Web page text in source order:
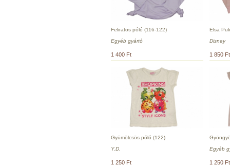
Feliratos póló (116-122)
Egyéb gyártó
1 400 Ft
Elsa
Disney
1 850 Ft
Gyümölcsös póló (122)
Y.D.
1 250 Ft
Egyéb
1 250 Ft